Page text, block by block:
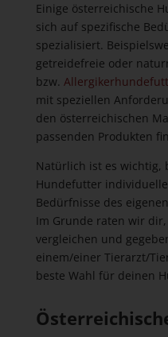
Einige österreichische
sich auf spezifische
spezialisiert.
getreidefreie oder
bzw.
mit speziellen
den österreichischen
passenden Produkten
Natürlich ist es wichtig,
Hundefutter
Bedürfnisse des
Im Grunde raten wir
vergleichen und
einem/einer Tierarzt/
beste Wahl für deinen